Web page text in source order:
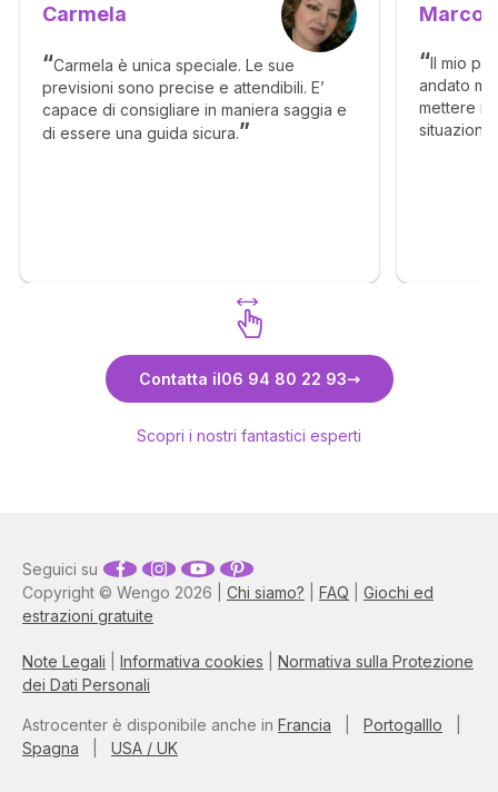
Carmela
Carmela è unica speciale. Le sue
previsioni sono precise e attendibili. E’
capace di consigliare in maniera saggia e
di essere una guida sicura.
Marco
Il mio
andato
mettere in
Contatta il06 94 80 22 93
Scopri i nostri fantastici esperti
Copyright © Wengo 2026 | Chi siamo? FAQ
Giochi ed
estrazioni gratuite
Note Legali Informativa cookies
Normativa sulla Protezione
dei Dati Personali
Seguici su
Astrocenter è disponibile anche in Francia Portogalllo
Spagna
USA / UK